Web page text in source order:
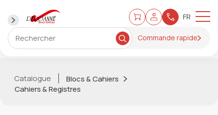
Commande rapide
Catalogue
Blocs & Cahiers
Cahiers & Registres